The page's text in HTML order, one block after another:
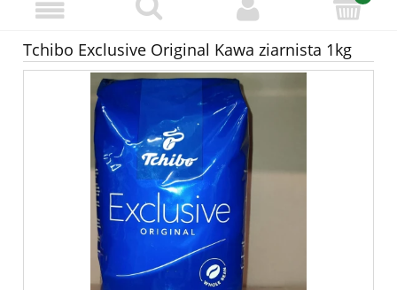
Tchibo Exclusive Original Kawa ziarnista 1kg